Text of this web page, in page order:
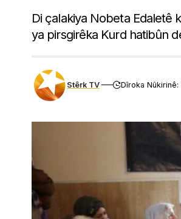
Di çalakiya Nobeta Edaletê
ya pirsgirêka Kurd hatibûn
Stêrk TV Dîroka